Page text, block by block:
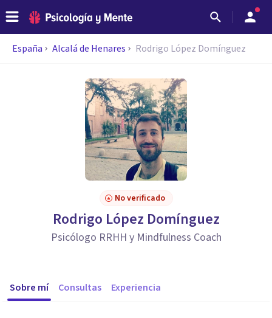
España Alcalá de Henares Rodrigo López Domínguez
No verificado
Rodrigo López Domínguez
Psicólogo RRHH y Mindfulness Coach
Sobre mí Consultas Experiencia